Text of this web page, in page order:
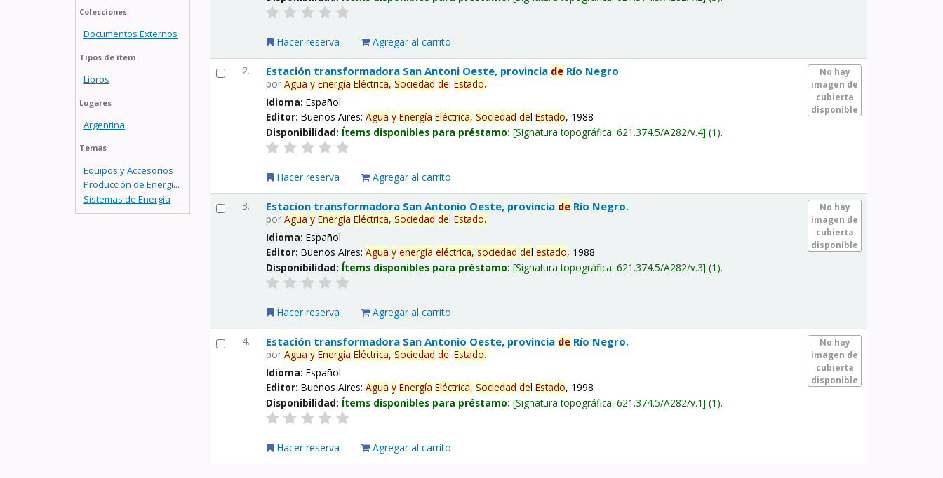
Colecciones
Documentos Externos
Tipos de ítem
Libros
Lugares
Argentina
Temas
Equipos y Accesorios
Producción de Energí...
Sistemas de Energía
Hacer reserva Agregar al carrito
2.
No hay
imagen de
cubierta
disponible
Estación transformadora San Antoni Oeste, provincia de Río Negro
porAgua y Energía Eléctrica, Sociedad delEstado.
Idioma:Español
Editor:Buenos Aires:Agua y Energía Eléctrica, Sociedad delEstado, 1988
Disponibilidad: Ítems disponibles para préstamo: Signatura topográfica:621.374.5/A282/v.4 (1).
Hacer reserva Agregar al carrito
3.
No hay
imagen de
cubierta
disponible
Estacion transformadora San Antonio Oeste, provincia de Río Negro.
porAgua y Energía Eléctrica, Sociedad delEstado.
Idioma:Español
Editor:Buenos Aires:Agua y energía eléctrica, sociedad delestado, 1988
Disponibilidad: Ítems disponibles para préstamo: Signatura topográfica:621.374.5/A282/v.3 (1).
Hacer reserva Agregar al carrito
4.
No hay
imagen de
cubierta
disponible
Estación transformadora San Antonio Oeste, provincia de Río Negro.
porAgua y Energía Eléctrica, Sociedad delEstado.
Idioma:Español
Editor:Buenos Aires:Agua y Energía Eléctrica, Sociedad delEstado, 1998
Disponibilidad: Ítems disponibles para préstamo: Signatura topográfica:621.374.5/A282/v.1 (1).
Hacer reserva Agregar al carrito